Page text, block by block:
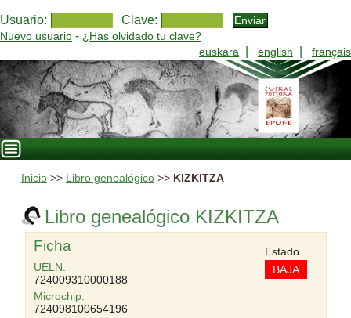
Usuario: Clave:
Nuevo usuario - ¿Has olvidado tu clave?
euskara
english français
Inicio>> Libro genealógico>> KIZKITZA
Libro genealógico KIZKITZA
Ficha
UELN:
724009310000188
Microchip:
724098100654196
Estado
BAJA